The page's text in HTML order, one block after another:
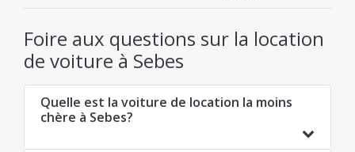
Foire aux questions sur la location
de voiture à Sebes
Quelle est la voiture de location la moins
chère à Sebes?